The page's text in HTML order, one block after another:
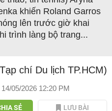
khiến Roland Garros
lên trước giờ khai
trình làng bộ trang...
chí Du lịch TP.HCM)
14/05/2026 12:20 PM
SẺ LƯU BÀI